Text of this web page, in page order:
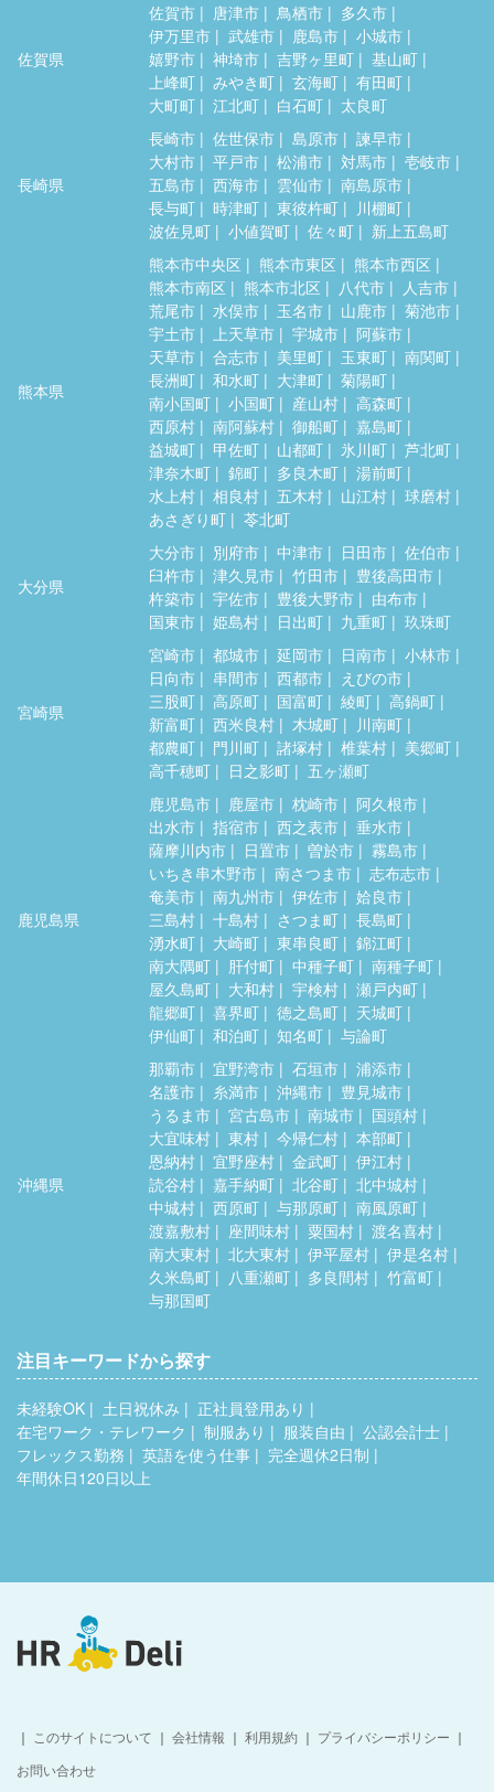
佐賀県
佐賀市 唐津市 鳥栖市
多久市
伊万里市
武雄市 鹿島市
小城市
嬉野市
神埼市 吉野ヶ里町
基山町
上峰町
みやき町 玄海町
有田町
大町町
江北町 白石町 太良町
長崎県
長崎市 佐世保市 島原市
諫早市
大村市
平戸市 松浦市 対馬市
壱岐市
五島市
西海市 雲仙市
南島原市
長与町
時津町 東彼杵町
川棚町
波佐見町
小値賀町 佐々町 新上五島町
熊本県
熊本市中央区 熊本市東区
熊本市西区
熊本市南区
熊本市北区 八代市
人吉市
荒尾市
水俣市 玉名市 山鹿市
菊池市
宇土市
上天草市 宇城市
阿蘇市
天草市
合志市 美里町 玉東町
南関町
長洲町
和水町 大津町
菊陽町
南小国町
小国町 産山村
高森町
西原村
南阿蘇村 御船町
嘉島町
益城町
甲佐町 山都町 氷川町
芦北町
津奈木町
錦町 多良木町
湯前町
水上村
相良村 五木村 山江村
球磨村
あさぎり町
苓北町
大分県
大分市 別府市 中津市 日田市
佐伯市
臼杵市
津久見市 竹田市
豊後高田市
杵築市
宇佐市 豊後大野市
由布市
国東市
姫島村 日出町 九重町 玖珠町
宮崎県
宮崎市 都城市 延岡市 日南市
小林市
日向市
串間市 西都市
えびの市
三股町
高原町 国富町 綾町
高鍋町
新富町
西米良村 木城町
川南町
都農町
門川町 諸塚村 椎葉村
美郷町
高千穂町
日之影町 五ヶ瀬町
鹿児島県
鹿児島市 鹿屋市 枕崎市
阿久根市
出水市
指宿市 西之表市
垂水市
薩摩川内市
日置市 曽於市
霧島市
いちき串木野市
南さつま市
志布志市
奄美市
南九州市 伊佐市
姶良市
三島村
十島村 さつま町
長島町
湧水町
大崎町 東串良町
錦江町
南大隅町
肝付町 中種子町
南種子町
屋久島町
大和村 宇検村
瀬戸内町
龍郷町
喜界町 徳之島町
天城町
伊仙町
和泊町 知名町 与論町
沖縄県
那覇市 宜野湾市 石垣市
浦添市
名護市
糸満市 沖縄市
豊見城市
うるま市
宮古島市 南城市
国頭村
大宜味村
東村 今帰仁村
本部町
恩納村
宜野座村 金武町
伊江村
読谷村
嘉手納町 北谷町
北中城村
中城村
西原町 与那原町
南風原町
渡嘉敷村
座間味村 粟国村
渡名喜村
南大東村
北大東村 伊平屋村
伊是名村
久米島町
八重瀬町 多良間村
竹富町
与那国町
注目キーワードから探す
未経験OK 土日祝休み
正社員登用あり
在宅ワーク・テレワーク
制服あり 服装自由
公認会計士
フレックス勤務
英語を使う仕事
完全週休2日制
年間休日120日以上
｜ このサイトについて ｜ 会社情報 ｜ 利用規約 ｜ プライバシーポリシー ｜
お問い合わせ